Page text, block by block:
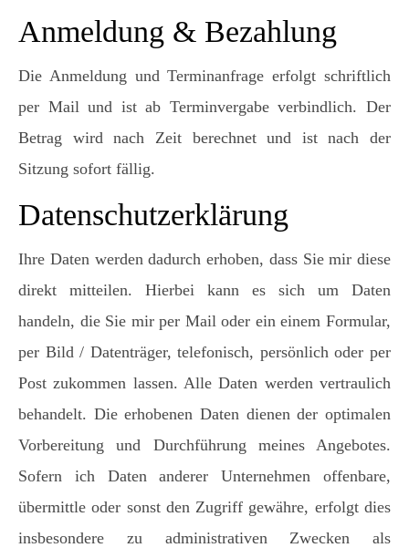
Anmeldung & Bezahlung
Die Anmeldung und Terminanfrage erfolgt schriftlich
per Mail und ist ab Terminvergabe verbindlich. Der
Betrag wird nach Zeit berechnet und ist nach der
Sitzung sofort fällig.
Datenschutzerklärung
Ihre Daten werden dadurch erhoben, dass Sie mir diese
direkt mitteilen. Hierbei kann es sich um Daten
handeln, die Sie mir per Mail oder ein einem Formular,
per Bild / Datenträger, telefonisch, persönlich oder per
Post zukommen lassen. Alle Daten werden vertraulich
behandelt. Die erhobenen Daten dienen der optimalen
Vorbereitung und Durchführung meines Angebotes.
Sofern ich Daten anderer Unternehmen offenbare,
übermittle oder sonst den Zugriff gewähre, erfolgt dies
insbesondere zu administrativen Zwecken als